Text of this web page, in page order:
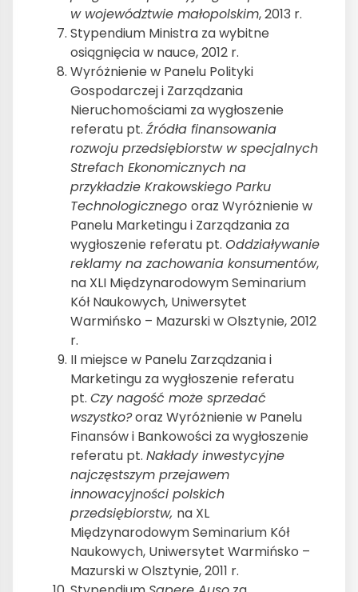
w województwie małopolskim, 2013 r.
Stypendium Ministra za wybitne
osiągnięcia w nauce, 2012 r.
Wyróżnienie w Panelu Polityki
Gospodarczej i Zarządzania
Nieruchomościami za wygłoszenie
referatu pt. Źródła finansowania
rozwoju przedsiębiorstw w specjalnych
Strefach Ekonomicznych na
przykładzie Krakowskiego Parku
Technologicznego oraz Wyróżnienie w
Panelu Marketingu i Zarządzania za
wygłoszenie referatu pt. Oddziaływanie
reklamy na zachowania konsumentów,
na XLI Międzynarodowym Seminarium
Kół Naukowych, Uniwersytet
Warmińsko – Mazurski w Olsztynie, 2012
r.
II miejsce w Panelu Zarządzania i
Marketingu za wygłoszenie referatu
pt. Czy nagość może sprzedać
wszystko?oraz Wyróżnienie w Panelu
Finansów i Bankowości za wygłoszenie
referatu pt. Nakłady inwestycyjne
najczęstszym przejawem
innowacyjności polskich
przedsiębiorstw, na XL
Międzynarodowym Seminarium Kół
Naukowych, Uniwersytet Warmińsko –
Mazurski w Olsztynie, 2011 r.